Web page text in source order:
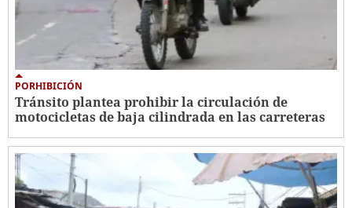
PORHIBICIÓN
Tránsito plantea prohibir la circulación de
motocicletas de baja cilindrada en las carreteras